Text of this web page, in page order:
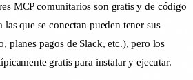
MCP comunitarios son gratis y de código
las que se conectan pueden tener sus
planes pagos de Slack, etc.), pero los
gratis para instalar y ejecutar.